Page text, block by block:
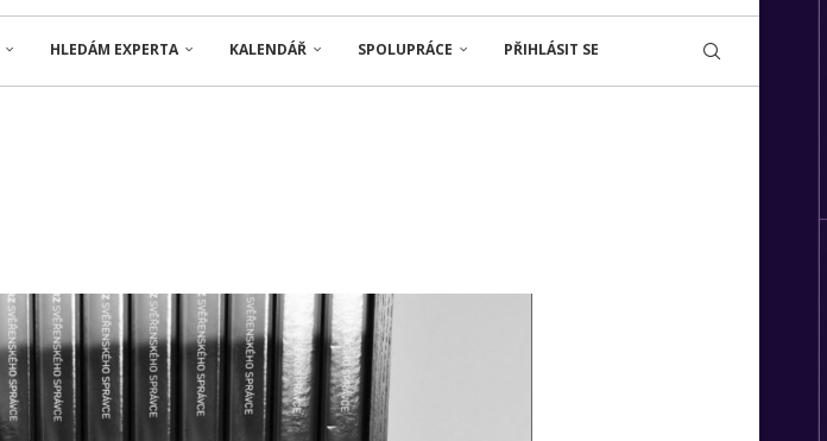
HLEDÁM EXPERTA KALENDÁŘ SPOLUPRÁCE PŘIHLÁSIT SE